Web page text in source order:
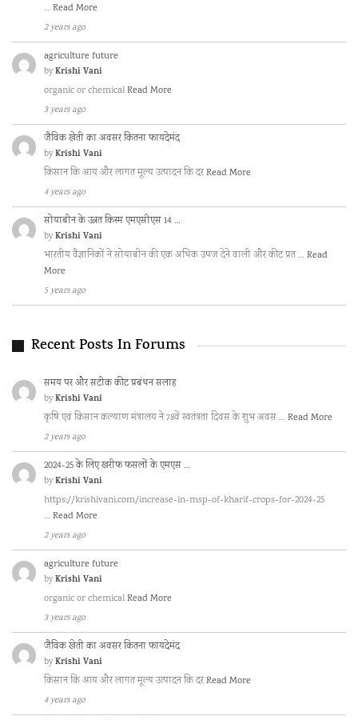
… Read More
2 years ago
agriculture future
byKrishi Vani
organic or chemicalRead More
3 years ago
जैविक खेती का अवसर कितना फायदेमंद
byKrishi Vani
किसान कि आय और लागत मूल्य उत्पादन कि दरRead More
4 years ago
सोयाबीन के उन्नत किस्म एमएसीएस 14 …
byKrishi Vani
भारतीय वैज्ञानिकों ने सोयाबीन की एक अधिक उपज देने वाली और कीट प्रत … Read
More
5 years ago
Recent Posts In Forums
समय पर और सटीक कीट प्रबंधन सलाह
byKrishi Vani
कृषि एवं किसान कल्याण मंत्रालय ने 78वें स्वतंत्रता दिवस के शुभ अवस … Read More
2 years ago
2024-25 के लिए खरीफ फसलों के एमएस …
byKrishi Vani
https://krishivani.com/increase-in-msp-of-kharif-crops-for-2024-25
… Read More
2 years ago
agriculture future
byKrishi Vani
organic or chemicalRead More
3 years ago
जैविक खेती का अवसर कितना फायदेमंद
byKrishi Vani
किसान कि आय और लागत मूल्य उत्पादन कि दरRead More
4 years ago